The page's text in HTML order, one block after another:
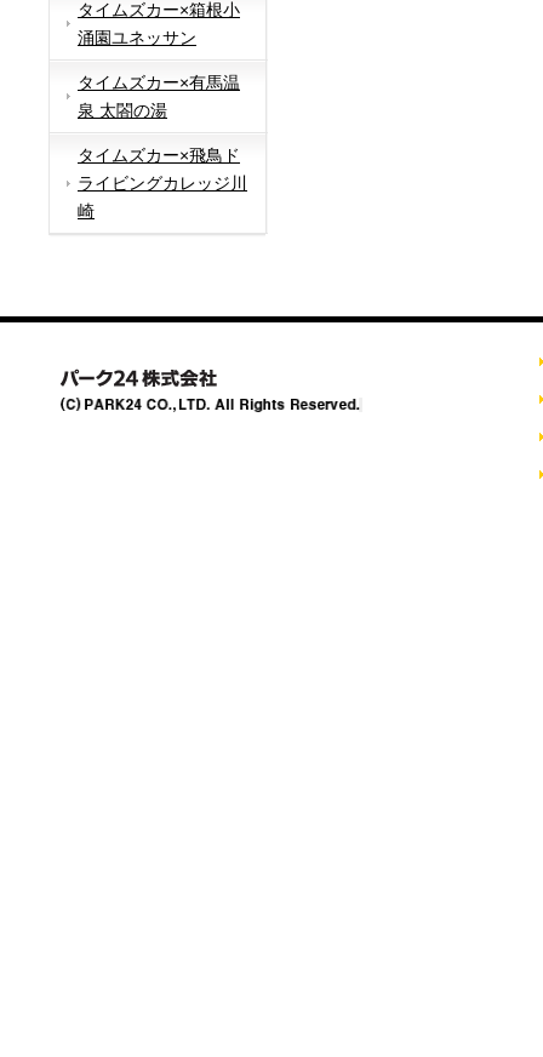
タイムズカー×箱根小
涌園ユネッサン
タイムズカー×有馬温
泉 太閤の湯
タイムズカー×飛鳥ド
ライビングカレッジ川
崎